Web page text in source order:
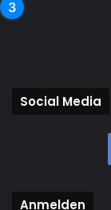
Social Media
Anmelden